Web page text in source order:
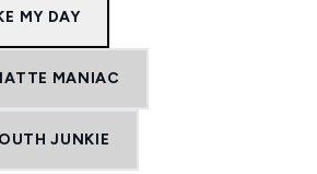
MY DAY
MANIAC
JUNKIE